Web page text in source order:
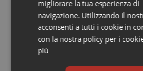
Provincia Autonoma di
Puglia
Sardegna
Ipertensione & Scompenso
Malattie rare
Malattia di Crohn &
Leadership Medica 2026:
clinici ad alte prestazioni
migliorare la tua esperienza di
navigazione. Utilizzando il
acconsenti a tutti i cookie in
con la nostra policy per i
più